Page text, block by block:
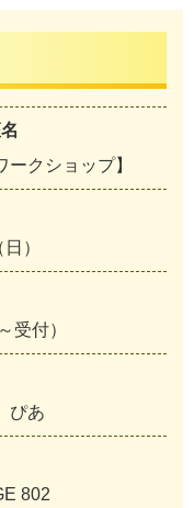
クショップ】
）
受付）
ぴあ
802